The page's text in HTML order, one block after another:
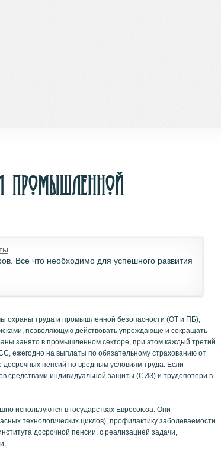
промышленной
Все что необходимо для успешного развития
охраны труда и промышленной безопасности (ОТ и ПБ),
позволяющую действовать упреждающе и сокращать
занято в промышленном секторе, при этом каждый третий
ежегодно на выплаты по обязательному страхованию от
пенсий по вредным условиям труда. Если
средствами индивидуальной защиты (СИЗ) и трудопотери в
используются в государствах Евросоюза. Они
технологических циклов), профилактику заболеваемости
досрочной пенсии, с реализацией задачи,